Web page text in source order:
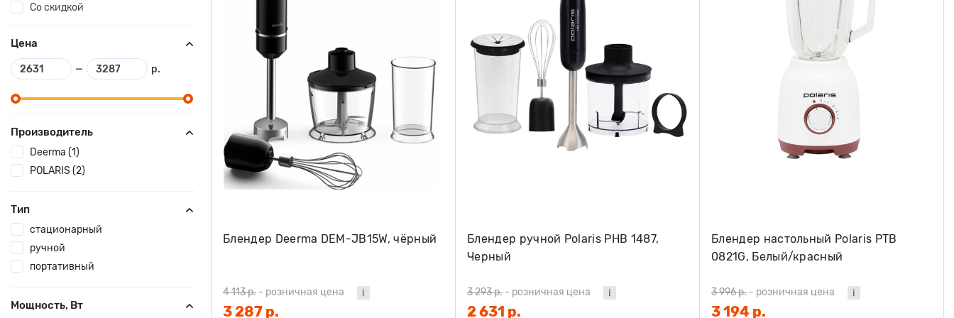
Со скидкой
Цена
— р.
Производитель
Deerma (1)
POLARIS (2)
Тип
стационарный
ручной
портативный
Мощность, Вт
Блендер Deerma DEM-JB15W, чёрный
4 113 р. - розничная цена
3 287 р.
Блендер ручной Polaris PHB 1487,
Черный
3 293 р. - розничная цена
2 631 р.
Блендер настольный Polaris PTB
0821G, Белый/красный
3 996 р. - розничная цена
3 194 р.